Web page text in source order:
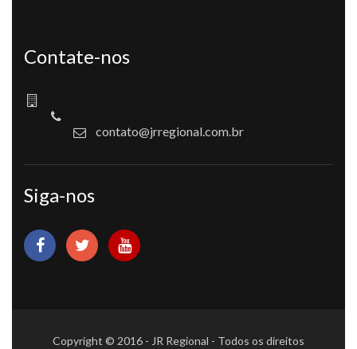
Contate-nos
contato@jrregional.com.br
Siga-nos
Copyright © 2016 - JR Regional - Todos os direitos